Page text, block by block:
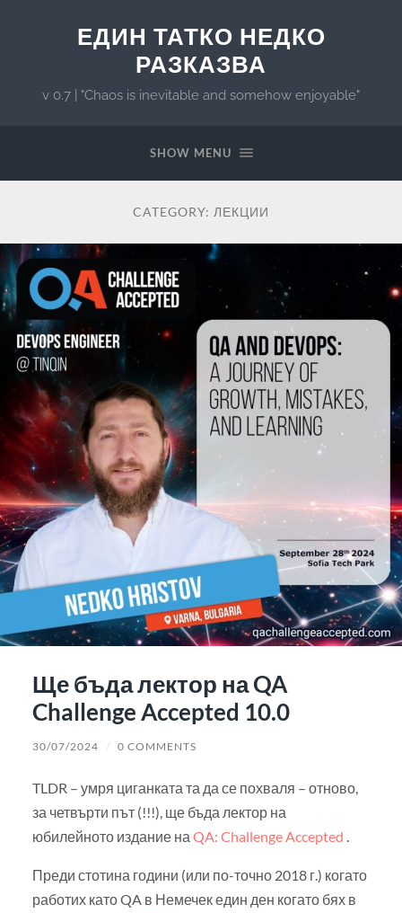
ЕДИН ТАТКО НЕДКО
РАЗКАЗВА
v 0.7 | "Chaos is inevitable and somehow enjoyable"
SHOW MENU
CATEGORY: ЛЕКЦИИ
Ще бъда лектор на QA
Challenge Accepted 10.0
30/07/2024 / 0 COMMENTS
TLDR – умря циганката та да се похваля – отново,
за четвърти път (!!!), ще бъда лектор на
юбилейното издание на QA: Challenge Accepted
Преди стотина години (или по-точно 2018 г.) когато
работих като QA в Немечек един ден когато бях в